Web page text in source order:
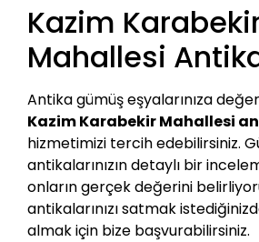
Kazim
Mahallesi
Antika gümüş eşyalarınıza
Kazim Karabekir Mahallesi
hizmetimizi tercih edebilirsiniz.
antikalarınızın detaylı bir
onların gerçek değerini
antikalarınızı satmak
almak için bize başvurabilirsiniz.